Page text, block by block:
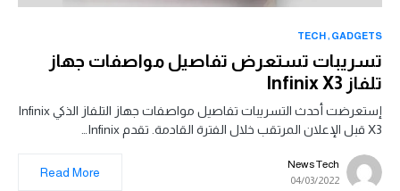
GADGETS
TECH
تسريبات تستعرض تفاصيل مواصفات جهاز
تلفاز Infinix X3
إستعرضت أحدث التسريبات تفاصيل مواصفات جهاز التلفاز الذكي Infinix
X3 قبل الإعلان المرتقب خلال الفترة القادمة. تقدم Infinix…
News Tech
04/03/2022
Read More